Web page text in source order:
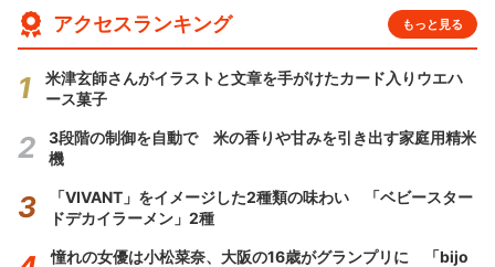
アクセスランキング もっと見る
米津玄師さんがイラストと文章を手がけたカード入りウエハ
ース菓子
3段階の制御を自動で 米の香りや甘みを引き出す家庭用精米
機
「VIVANT」をイメージした2種類の味わい 「ベビースター
ドデカイラーメン」2種
憧れの女優は小松菜奈、大阪の16歳がグランプリに 「bijo